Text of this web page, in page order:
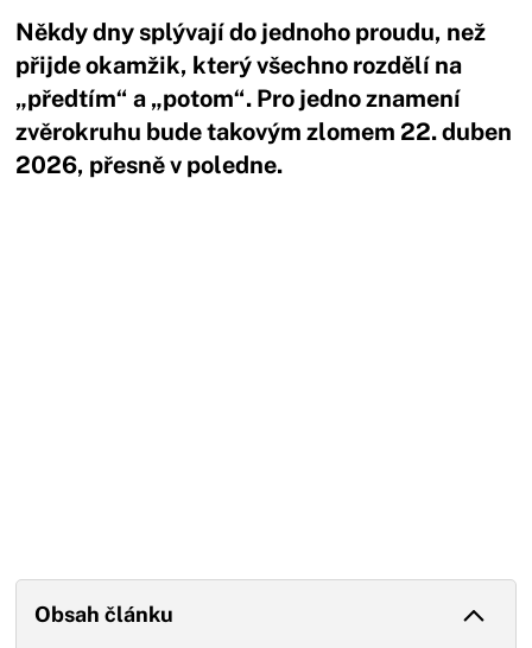
Někdy dny splývají do jednoho proudu, než
přijde okamžik, který všechno rozdělí na
„předtím“ a „potom“. Pro jedno znamení
zvěrokruhu bude takovým zlomem 22. duben
2026, přesně v poledne.
Obsah článku